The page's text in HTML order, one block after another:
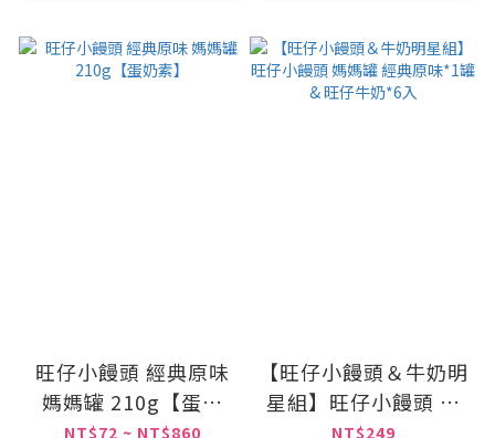
旺仔小饅頭 經典原味
媽媽罐 210g【蛋奶
素】
NT$72 ~ NT$860
【旺仔小饅頭＆牛奶明
星組】旺仔小饅頭 媽
媽罐 經典原味*1罐 &
NT$249